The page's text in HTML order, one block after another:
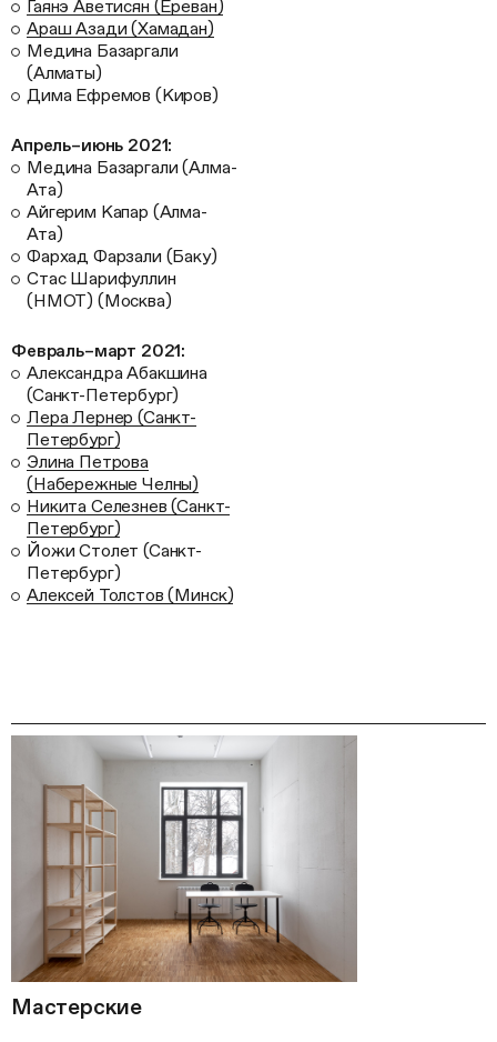
Гаянэ Аветисян (Ереван)
Араш Азади (Хамадан)
Медина Базаргали
(Алматы)
Дима Ефремов (Киров)
Апрель–июнь 2021:
Медина Базаргали (Алма-
Ата)
Айгерим Капар (Алма-
Ата)
Фархад Фарзали (Баку)
Стас Шарифуллин
(HMOT) (Москва)
Февраль–март 2021:
Александра Абакшина
(Санкт-Петербург)
Лера Лернер (Санкт-
Петербург)
Элина Петрова
(Набережные Челны)
Никита Селезнев (Санкт-
Петербург)
Йожи Столет (Санкт-
Петербург)
Алексей Толстов (Минск)
Мастерские